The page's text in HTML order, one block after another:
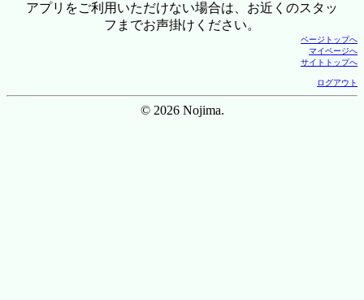
アプリをご利用いただけない場合は、お近くのスタッ
フまでお声掛けください。
ページトップへ
マイページへ
サイトトップへ
ログアウト
© 2026 Nojima.